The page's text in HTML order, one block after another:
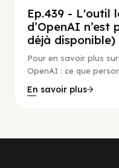
Ep.439 - L'outil
d’OpenAI n’est
déjà disponible)
Pour en savoir plus
OpenAI : ce que
En savoir plus